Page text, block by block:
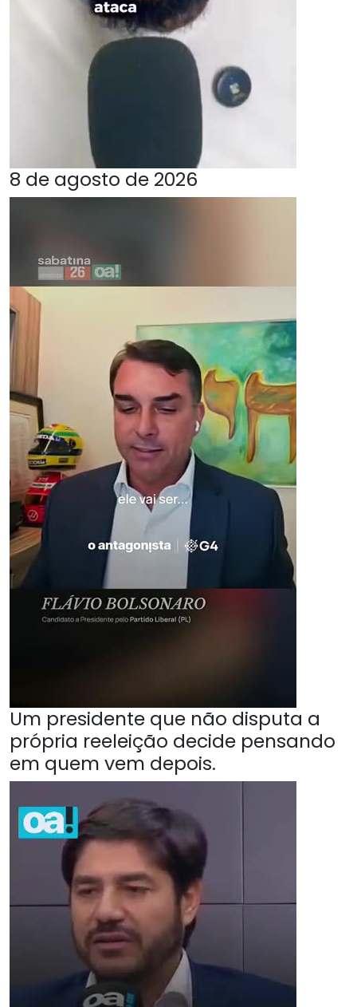
8 de agosto de 2026
Um presidente que não disputa a
própria reeleição decide pensando
em quem vem depois.